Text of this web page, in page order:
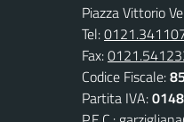
Piazza Vittorio
Tel:
Fax:
Codice Fiscale:
Partita IVA: